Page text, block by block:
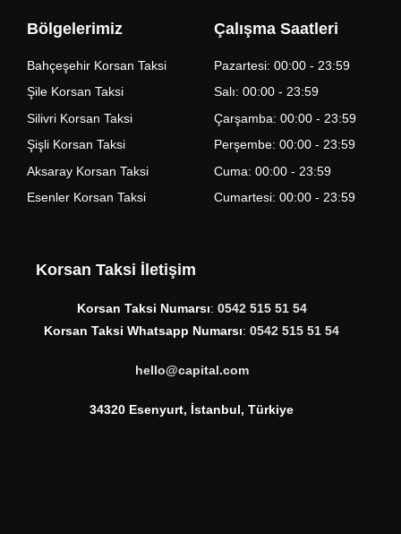
Bölgelerimiz
Bahçeşehir Korsan Taksi
Şile Korsan Taksi
Silivri Korsan Taksi
Şişli Korsan Taksi
Aksaray Korsan Taksi
Esenler Korsan Taksi
Çalışma Saatleri
Pazartesi: 00:00 - 23:59
Salı: 00:00 - 23:59
Çarşamba: 00:00 - 23:59
Perşembe: 00:00 - 23:59
Cuma: 00:00 - 23:59
Cumartesi: 00:00 - 23:59
Korsan Taksi İletişim
Korsan Taksi Numarsı: 0542 515 51 54
Korsan Taksi Whatsapp Numarsı: 0542 515 51 54
hello@capital.com
34320 Esenyurt, İstanbul, Türkiye